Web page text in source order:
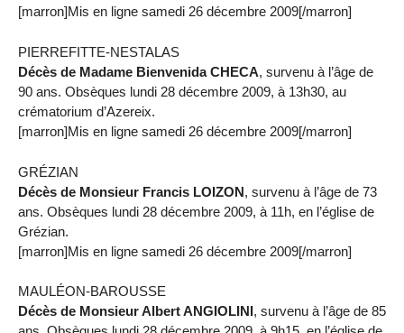
[marron]Mis en ligne samedi 26 décembre 2009[/marron]
PIERREFITTE-NESTALAS
Décès de Madame Bienvenida CHECA, survenu à l’âge de
90 ans. Obsèques lundi 28 décembre 2009, à 13h30, au
crématorium d’Azereix.
[marron]Mis en ligne samedi 26 décembre 2009[/marron]
GRÉZIAN
Décès de Monsieur Francis LOIZON, survenu à l’âge de 73
ans. Obsèques lundi 28 décembre 2009, à 11h, en l’église de
Grézian.
[marron]Mis en ligne samedi 26 décembre 2009[/marron]
MAULÉON-BAROUSSE
Décès de Monsieur Albert ANGIOLINI, survenu à l’âge de 85